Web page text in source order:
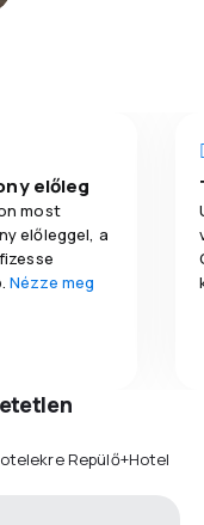
előleg
most
előleggel, a
Nézze meg
Repülő+Hotel